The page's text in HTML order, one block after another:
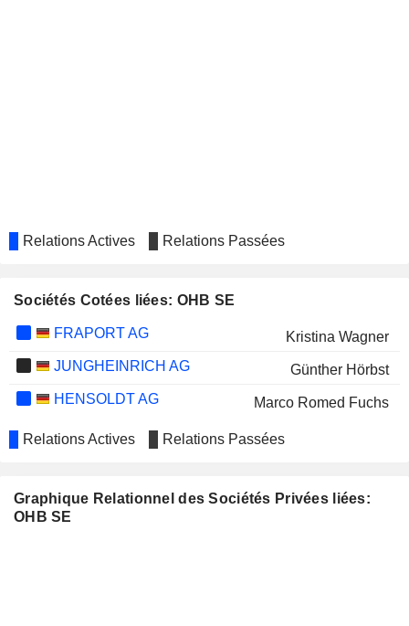
Relations Actives Relations Passées
Sociétés Cotées liées: OHB SE
FRAPORT AG
Kristina Wagner
JUNGHEINRICH AG
Günther Hörbst
HENSOLDT AG
Marco Romed Fuchs
Relations Actives Relations Passées
Graphique Relationnel des Sociétés Privées liées:
OHB SE